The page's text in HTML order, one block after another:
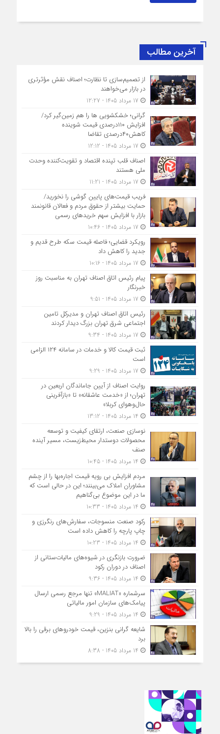
آخرین مطالب
از تصمیم‌سازی تا نظارت؛ اصناف نقش مؤثرتری
در بازار می‌خواهند
گرانی؛ خشکشویی‌ ها را هم زمین‌گیر کرد/
افزایش ۱۱۰درصدی قیمت شوینده
کاهش۴۰درصدی تقاضا
اصناف قلب تپنده اقتصاد و تقویت‌کننده وحدت
ملی هستند
فریب قیمت‌های پایین گوشی را نخورید/
حمایت بیشتر از حقوق مردم و فعالان قانونمند
بازار با افزایش سهم خریدهای رسمی
رویکرد قضایی؛ فاصله قیمت سکه طرح قدیم و
جدید را کاهش داد
پیام رئیس اتاق اصناف تهران به مناسبت روز
خبرنگار
رئیس اتاق اصناف تهران و مدیرکل تامین
اجتماعی شرق تهران بزرگ دیدار کردند
ثبت قیمت کالا و خدمات در سامانه ۱۲۴ الزامی
است
روایت اصناف از آیین جاماندگان اربعین در
تهران؛ از «خدمت عاشقانه» تا «بازآفرینی
حال‌وهوای کربلا»
نوسازی صنعت، ارتقای کیفیت و توسعه
محصولات دوستدار محیط‌زیست، مسیر آینده
صنف
مردم افزایش بی رویه قیمت اجاره‌بها را از چشم
مشاوران املاک می‌بینند؛ این در حالی است که
ما در این موضوع بی‌گناهیم
رکود صنعت منسوجات، سفارش‌های رنگرزی و
چاپ پارچه را کاهش داده است
ضرورت بازنگری در شیوه‌های مالیات‌ستانی از
اصناف در دوران رکود
سرشماره «MALIAT» تنها مرجع رسمی ارسال
پیامک‌های سازمان امور مالیاتی
شایعه گرانی بنزین، قیمت خودروهای برقی را بالا
برد